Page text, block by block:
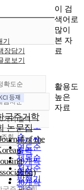
장담기
로보기
확도순
정확도
순
인기도
순
연도순
제목순
저자순
발행기
림차순
내림차순
개씩 출력
10개씩
출력
20개씩
출력
30개씩
조회
국주거학
논문집
of the
이 검
색어로
많이
본 자
료
활용도
높은
자료